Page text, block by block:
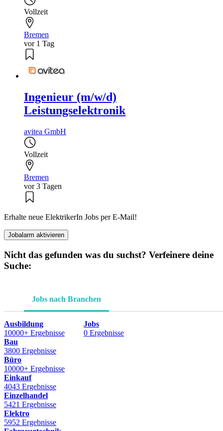
Vollzeit
Bremen
vor 1 Tag
Ingenieur (m/w/d)
Leistungselektronik
avitea GmbH
Vollzeit
Bremen
vor 3 Tagen
Erhalte neue ElektrikerIn Jobs per E-Mail!
Jobalarm aktivieren
Nicht das gefunden was du suchst? Verfeinere deine
Suche:
Jobs nach Branchen
Ausbildung
10000+ Ergebnisse
Bau
3800 Ergebnisse
Büro
10000+ Ergebnisse
Einkauf
4043 Ergebnisse
Einzelhandel
5421 Ergebnisse
Elektro
5952 Ergebnisse
Jobs
0 Ergebnisse